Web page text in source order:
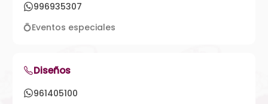
996935307
💍Eventos especiales
Diseños
961405100